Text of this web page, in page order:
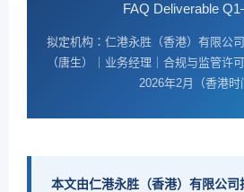
支付机构
牌照
FAQ Deliverable
拟定机构：仁港永胜（香港）有限公
（唐生）｜业务经理｜合规与监管许
2026年2月（香港时
本文由仁港永胜（香港）有限公司